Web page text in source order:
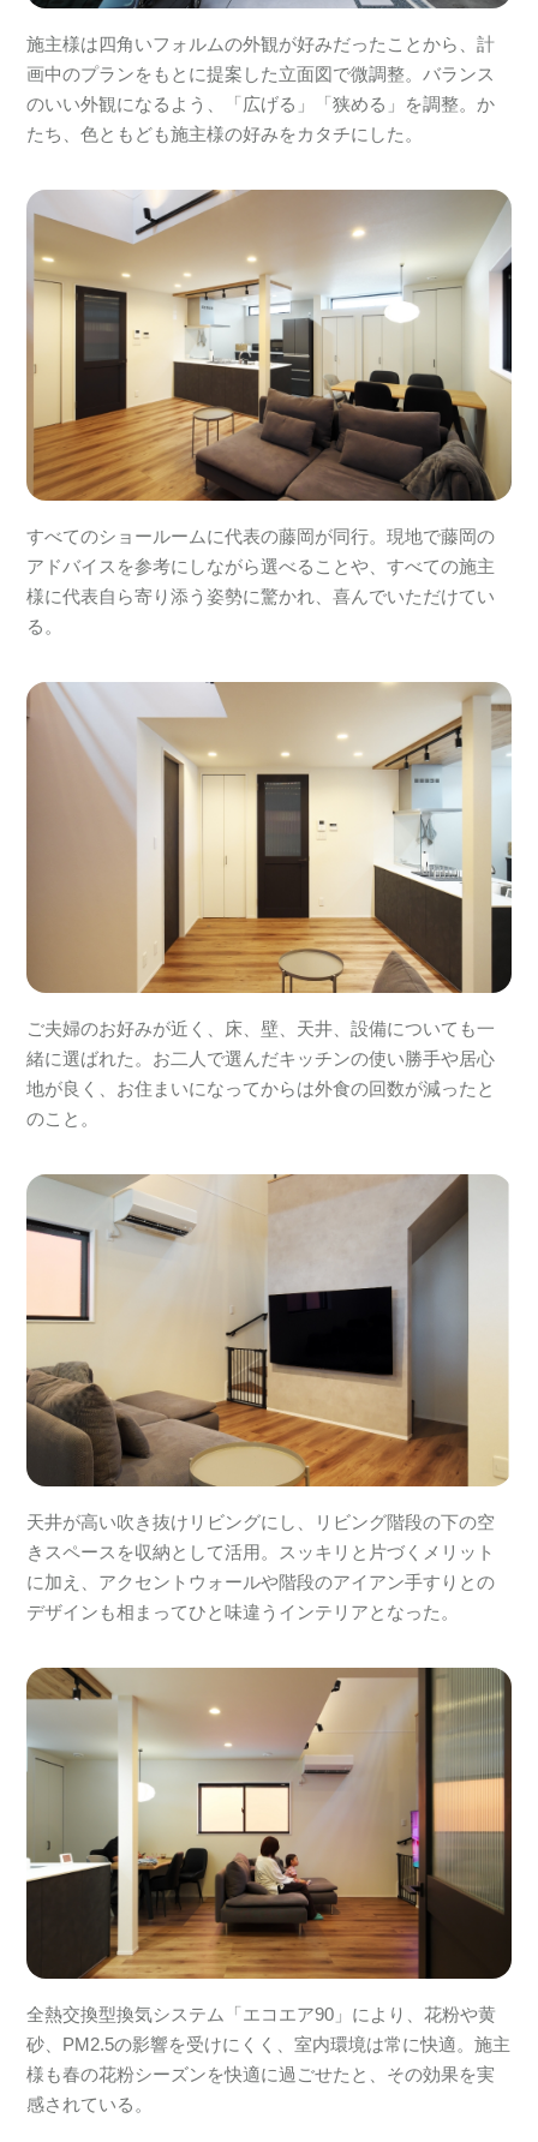
施主様は四角いフォルムの外観が好みだったことから、計
画中のプランをもとに提案した立面図で微調整。バランス
のいい外観になるよう、「広げる」「狭める」を調整。か
たち、色ともども施主様の好みをカタチにした。
すべてのショールームに代表の藤岡が同行。現地で藤岡の
アドバイスを参考にしながら選べることや、すべての施主
様に代表自ら寄り添う姿勢に驚かれ、喜んでいただけてい
る。
ご夫婦のお好みが近く、床、壁、天井、設備についても一
緒に選ばれた。お二人で選んだキッチンの使い勝手や居心
地が良く、お住まいになってからは外食の回数が減ったと
のこと。
天井が高い吹き抜けリビングにし、リビング階段の下の空
きスペースを収納として活用。スッキリと片づくメリット
に加え、アクセントウォールや階段のアイアン手すりとの
デザインも相まってひと味違うインテリアとなった。
全熱交換型換気システム「エコエア90」により、花粉や黄
砂、PM2.5の影響を受けにくく、室内環境は常に快適。施主
様も春の花粉シーズンを快適に過ごせたと、その効果を実
感されている。